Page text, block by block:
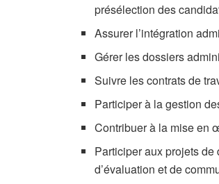
présélection des
Assurer l’intégration
Gérer les dossiers
Suivre les contrats de
Participer à la gestion
Contribuer à la mise en
Participer aux projets de
d’évaluation et de